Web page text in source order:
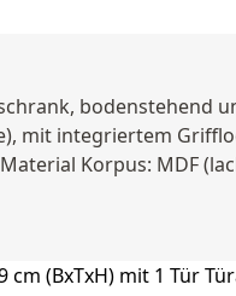
bodenstehend
mit integriertem
Korpus: MDF